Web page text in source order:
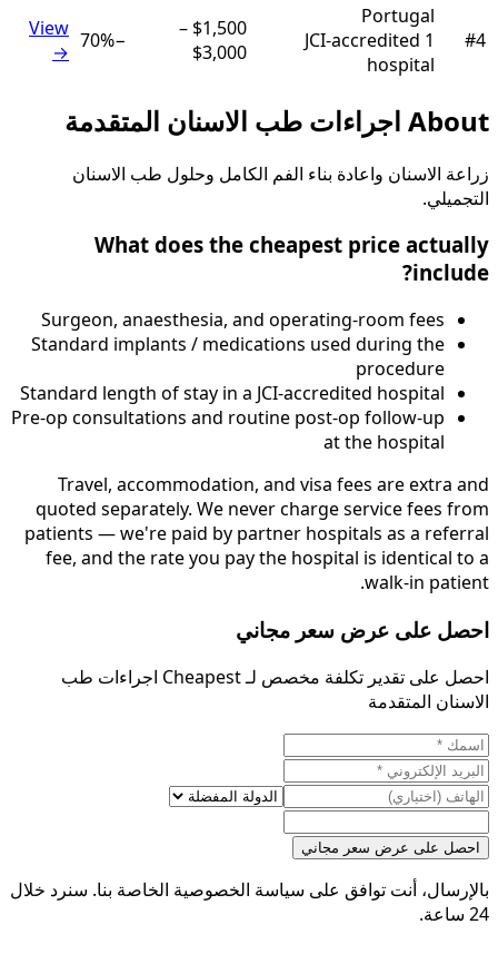
#4
Portugal
1
JCI-accredited
hospital
$1,500
–
$3,000
−
70%
View
→
About اجراءات طب الاسنان المتقدمة
زراعة الاسنان واعادة بناء الفم الكامل وحلول طب الاسنان
التجميلي.
What does the cheapest price actually
include?
Surgeon, anaesthesia, and operating-room fees
Standard implants / medications used during the
procedure
Standard length of stay in a JCI-accredited hospital
Pre-op consultations and routine post-op follow-up
at the hospital
Travel, accommodation, and visa fees are extra and
quoted separately. We never charge service fees from
patients — we're paid by partner hospitals as a referral
fee, and the rate you pay the hospital is identical to a
walk-in patient.
احصل على عرض سعر مجاني
احصل على تقدير تكلفة مخصص لـ Cheapest اجراءات طب
الاسنان المتقدمة
احصل على عرض سعر مجاني
بالإرسال، أنت توافق على سياسة الخصوصية الخاصة بنا. سنرد خلال
24 ساعة.